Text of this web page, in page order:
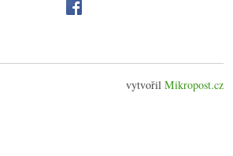
vytvořil Mikropost.cz